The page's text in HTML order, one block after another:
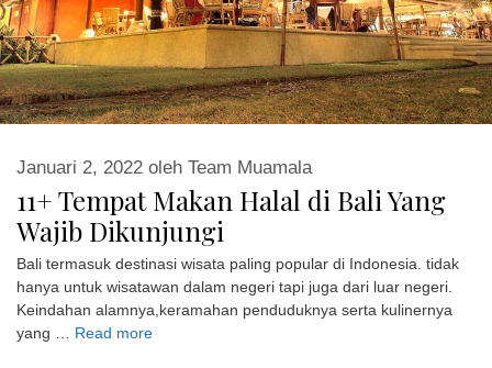
11+ Tempat Makan Halal di Bali Yang
Wajib Dikunjungi
Januari 2, 2022 oleh Team Muamala
Bali termasuk destinasi wisata paling popular di Indonesia. tidak
hanya untuk wisatawan dalam negeri tapi juga dari luar negeri.
Keindahan alamnya,keramahan penduduknya serta kulinernya
yang … Read more